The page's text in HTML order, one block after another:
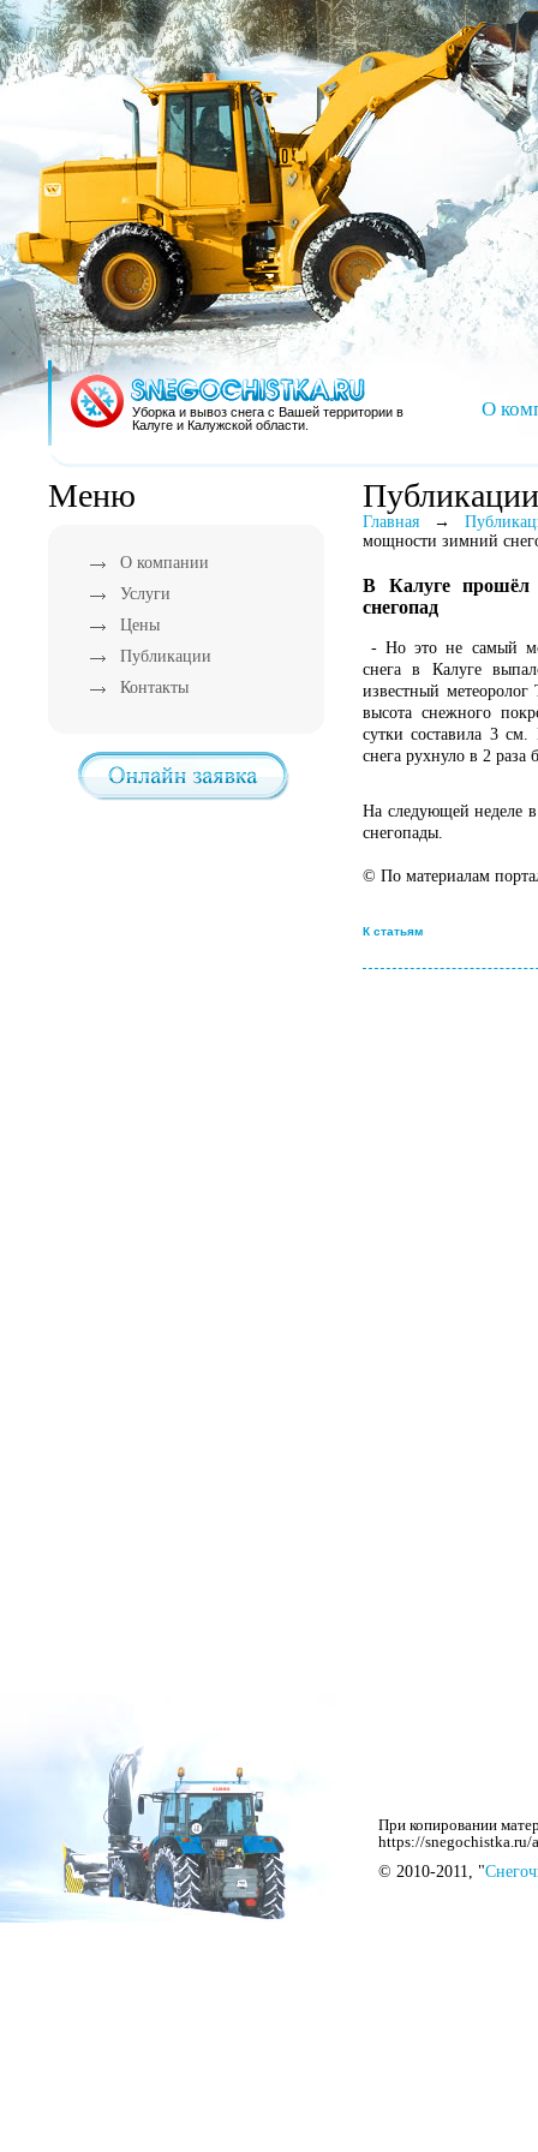
Уборка и вывоз снега с Вашей территории в
Калуге и Калужской области.
О
Меню
О компании
Услуги
Цены
Публикации
Контакты
Публикации
Главная →
мощности зимний
В Калуге прошёл
снегопад
- Но это не самый
снега в Калуге
известный
высота снежного
сутки составила 3 см.
снега рухнуло в 2 раза
На следующей неделе
снегопады.
© По материалам
К статьям
При копировании
https://snegochistka.ru/
© 2010-2011, "